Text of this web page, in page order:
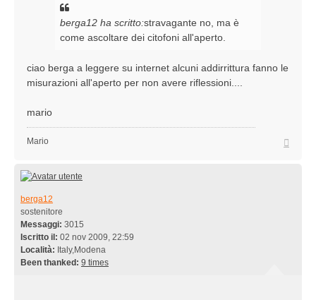
berga12 ha scritto:stravagante no, ma è
come ascoltare dei citofoni all'aperto.
ciao berga a leggere su internet alcuni addirrittura fanno le
misurazioni all'aperto per non avere riflessioni....
mario
Mario
berga12
sostenitore
Messaggi: 3015
Iscritto il: 02 nov 2009, 22:59
Località: Italy,Modena
Been thanked: 9 times